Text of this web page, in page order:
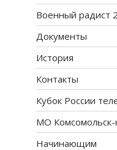
Военный радист
Документы
История
Контакты
Кубок России
МО
Начинающим